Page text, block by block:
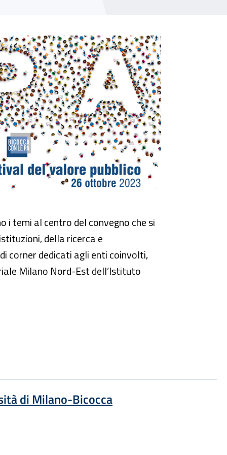
i temi al centro del convegno che si
della ricerca e
corner dedicati agli enti coinvolti,
Milano Nord-Est dell’Istituto
di Milano-Bicocca
nuova finestra
nuova finestra